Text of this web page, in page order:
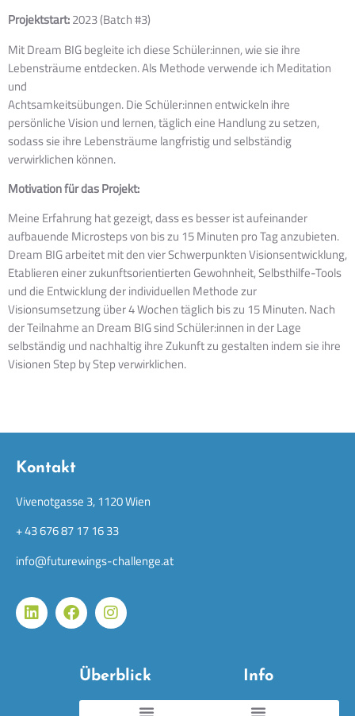
Projektstart:2023 (Batch #3)
Mit Dream BIG begleite ich dieseSchüler:innen, wie sie ihre
Lebensträume entdecken. Als Methode verwende ich Meditation
und
Achtsamkeitsübungen. DieSchüler:innenentwickeln ihre
persönliche Vision und lernen, täglich eine Handlung zu setzen,
sodass sie ihre Lebensträume langfristig und selbständig
verwirklichen können.
Motivation für das Projekt:
Meine Erfahrung hat gezeigt, dass es besser ist aufeinander
aufbauende Microsteps von bis zu 15 Minuten pro Tag anzubieten.
Dream BIG arbeitet mit den vier Schwerpunkten Visionsentwicklung,
Etablieren einer zukunftsorientierten Gewohnheit, Selbsthilfe-Tools
und die Entwicklung der individuellen Methode zur
Visionsumsetzung über 4 Wochen täglich bis zu 15 Minuten. Nach
der Teilnahme an Dream BIG sind Schüler:innen in der Lage
selbständig und nachhaltig ihre Zukunft zu gestalten indem sie ihre
Visionen Step by Step verwirklichen.
Kontakt
Vivenotgasse 3, 1120 Wien
+ 43 676 87 17 16 33
info@futurewings-challenge.at
Überblick Info